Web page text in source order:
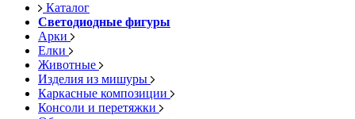
Каталог
Светодиодные фигуры
Арки
Елки
Животные
Изделия из мишуры
Каркасные композиции
Консоли и перетяжки